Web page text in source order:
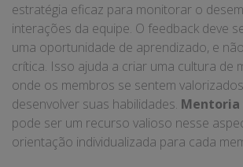
estratégia eficaz para monitorar o
interações da equipe. O feedback deve
uma oportunidade de aprendizado, e
crítica. Isso ajuda a criar uma cultura de
onde os membros se sentem
desenvolver suas habilidades. Mentoria
pode ser um recurso valioso nesse
orientação individualizada para cada